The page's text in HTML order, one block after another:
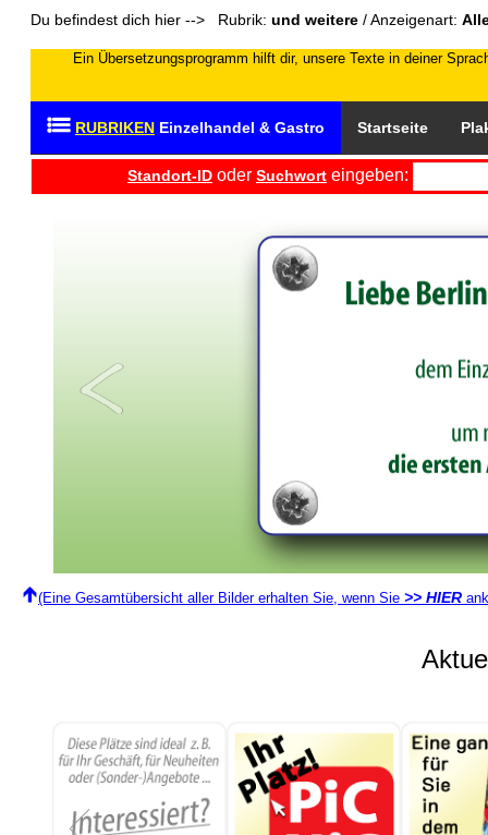
Du befindest dich hier --> Rubrik: und weitere / Anzeigenart:
Ein Übersetzungsprogramm hilft dir, unsere Texte in deiner
RUBRIKEN Einzelhandel & Gastro Startseite
Standort-ID oder Suchwort eingeben:
(Eine Gesamtübersicht aller Bilder erhalten Sie, wenn Sie >> HIER